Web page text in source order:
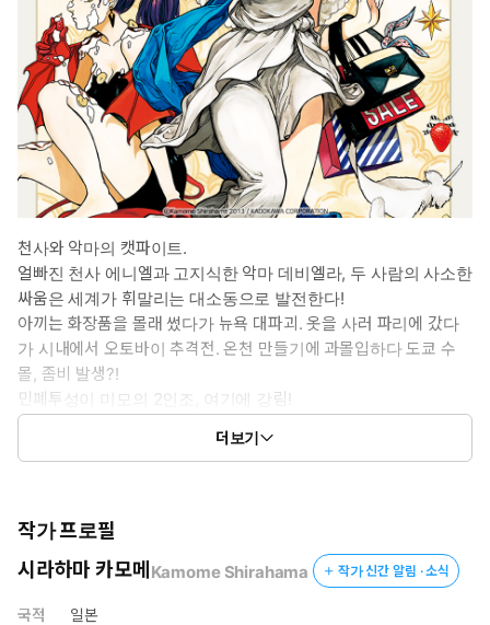
천사와 악마의 캣파이트.
얼빠진 천사 에니엘과 고지식한 악마 데비엘라, 두 사람의 사소한
싸움은 세계가 휘말리는 대소동으로 발전한다!
아끼는 화장품을 몰래 썼다가 뉴욕 대파괴. 옷을 사러 파리에 갔다
가 시내에서 오토바이 추격전. 온천 만들기에 과몰입하다 도쿄 수
몰, 좀비 발생?!
민폐투성이 미모의 2인조, 여기에 강림!
ⓒKamome Shirahama 2013 / KADOKAWA CORPORATION
더보기
작가 프로필
시라하마 카모메 Kamome Shirahama 작가 신간 알림 · 소식
국적
일본